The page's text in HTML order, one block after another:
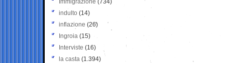
Immigrazione (734)
indulto (14)
inflazione (26)
Ingroia (15)
Interviste (16)
la casta (1.394)